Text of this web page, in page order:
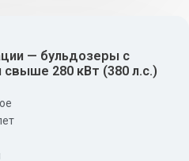
— бульдозеры с
280 кВт (380 л.с.)